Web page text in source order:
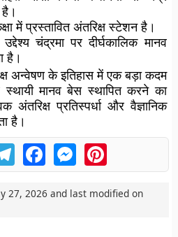
में प्रस्तावित अंतरिक्ष स्टेशन है।
चंद्रमा पर दीर्घकालिक मानव
है।
अन्वेषण के इतिहास में एक बड़ा कदम
स्थायी मानव बेस स्थापित करने का
अंतरिक्ष प्रतिस्पर्धा और वैज्ञानिक
है।
TelegramFacebookMessengerPinterest
27, 2026 and last modified on